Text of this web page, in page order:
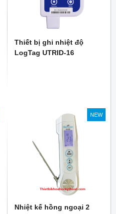
Thiết bị ghi nhiệt độ
LogTag UTRID-16
NEW
Nhiệt kế hồng ngoại 2